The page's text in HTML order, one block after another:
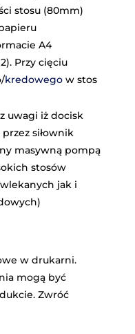
stosu (80mm)
A4
Przy cięciu
kredowego w stos
uwagi iż docisk
siłownik
masywną pompą
stosów
jak i
w drukarni.
mogą być
Zwróć